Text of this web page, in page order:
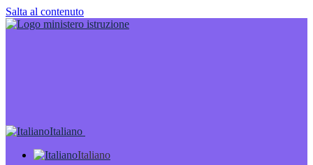
Salta al contenuto
Italiano
Italiano